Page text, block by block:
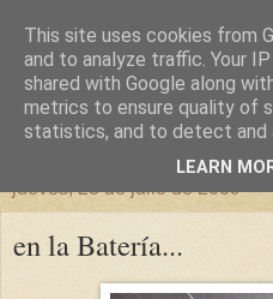
un sitio
una casa para crecer, un
jueves, 23 de julio de 2009
en la Batería...
This site uses cookies from
and to analyze traffic. Your
shared with Google along
metrics to ensure quality of
statistics, and to detect and
LEARN